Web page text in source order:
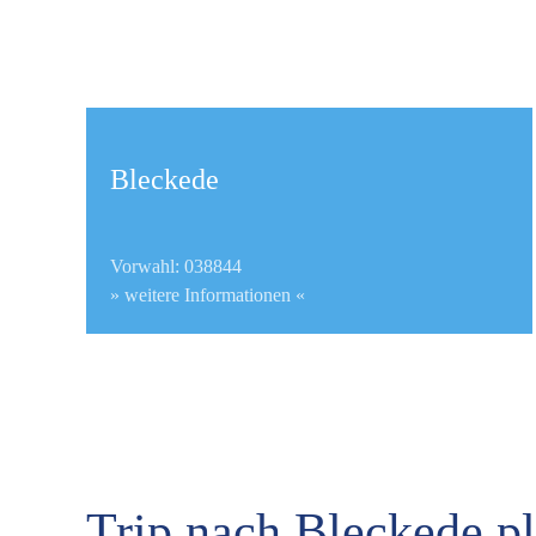
Bleckede
Vorwahl: 038844
» weitere Informationen «